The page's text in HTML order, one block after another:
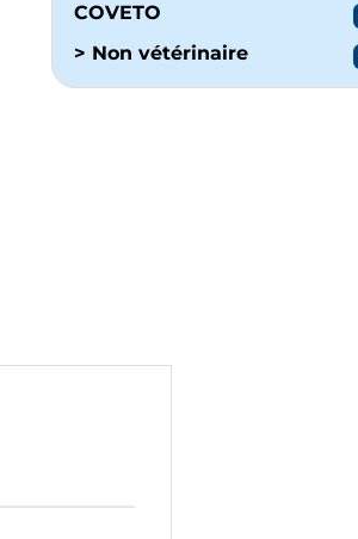
COVETO
> Non vétérinaire